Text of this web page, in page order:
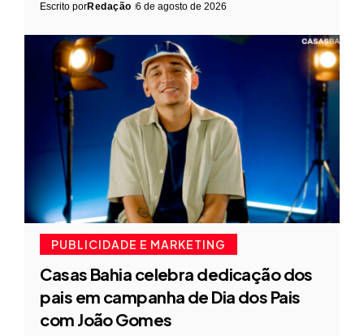
Escrito porRedação 6 de agosto de 2026
PUBLICIDADE E MARKETING
Casas Bahia celebra dedicação dos
pais em campanha de Dia dos Pais
com João Gomes